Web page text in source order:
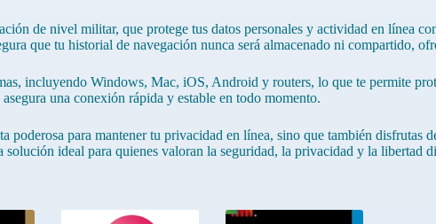
de nivel militar, que protege tus datos personales y actividad en línea
que tu historial de navegación nunca será almacenado ni compartido,
incluyendo Windows, Mac, iOS, Android y routers, lo que te permite
una conexión rápida y estable en todo momento.
para mantener tu privacidad en línea, sino que también disfrutas
ideal para quienes valoran la seguridad, la privacidad y la libertad